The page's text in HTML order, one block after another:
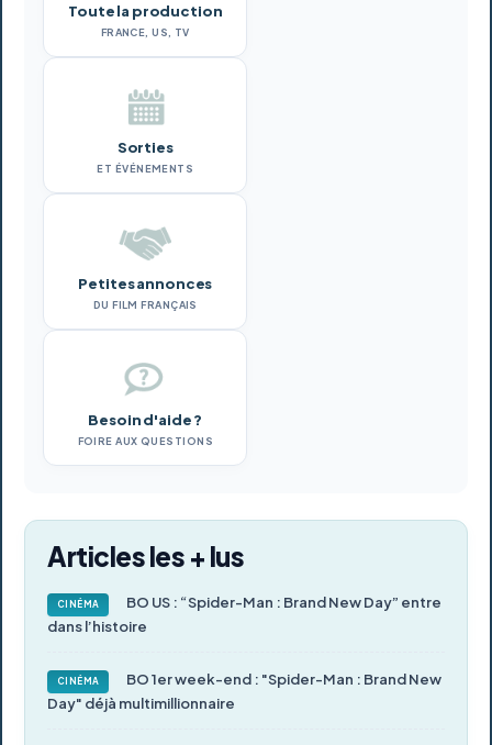
Toute la production
FRANCE, US, TV
Sorties
ET ÉVÉNEMENTS
Petites annonces
DU FILM FRANÇAIS
Besoin d'aide ?
FOIRE AUX QUESTIONS
Articles les + lus
CINÉMA
BO US : “Spider-Man : Brand New Day” entre
dans l’histoire
CINÉMA
BO 1er week-end : "Spider-Man : Brand New
Day" déjà multimillionnaire